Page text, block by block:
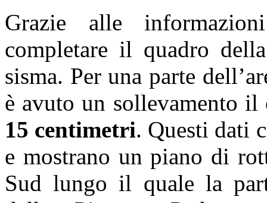
Grazie alle
completare il quadro
sisma. Per una parte
è avuto un sollevamento
15 centimetri. Questi dati
e mostrano un piano di
Sud lungo il quale la